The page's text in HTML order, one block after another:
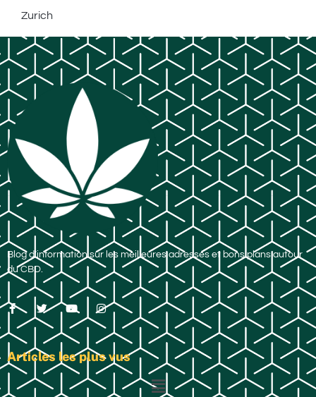
Zurich
Blog d’information sur les meilleures adresses et bons plans autour
du CBD.
Articles les plus vus